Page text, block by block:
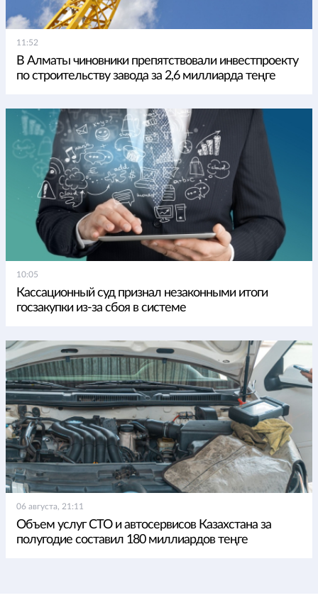
11:52
В Алматы чиновники препятствовали инвестпроекту
по строительству завода за 2,6 миллиарда теңге
10:05
Кассационный суд признал незаконными итоги
госзакупки из-за сбоя в системе
06 августа, 21:11
Объем услуг СТО и автосервисов Казахстана за
полугодие составил 180 миллиардов теңге